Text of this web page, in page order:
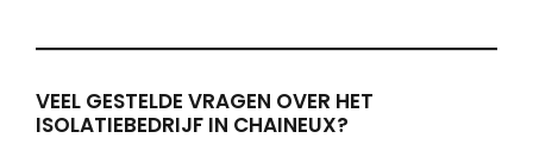
VEEL GESTELDE VRAGEN OVER HET
ISOLATIEBEDRIJF IN CHAINEUX?